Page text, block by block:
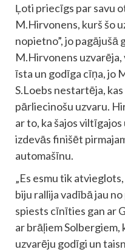
Ļoti priecīgs par savu
M.Hirvonens, kurš šo
nopietno”, jo pagājušā
M.Hirvonens uzvarēja,
īsta un godīga cīņa, jo
S.Loebs nestartēja,
pārliecinošu uzvaru.
ar to, ka šajos
izdevās finišēt
automašīnu.
„Es esmu tik
biju rallija vadībā jau
spiests cīnīties gan ar
ar brāļiem Solbergiem,
uzvarēju godīgi un